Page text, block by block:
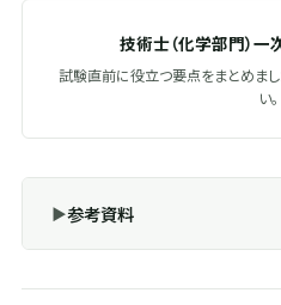
技術士（化学部門）
試験直前に役立つ要点をまとめま
い。
参考資料